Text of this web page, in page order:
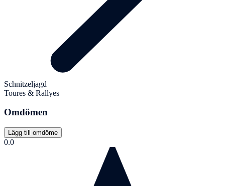
Schnitzeljagd
Toures & Rallyes
Omdömen
Lägg till omdöme
0.0